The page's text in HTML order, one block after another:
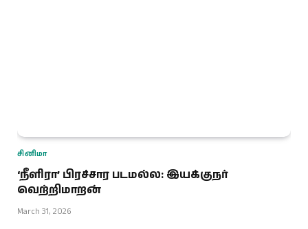
சினிமா
‘நீளிரா’ பிரச்சார படமல்ல: இயக்குநர்
வெற்றிமாறன்
March 31, 2026